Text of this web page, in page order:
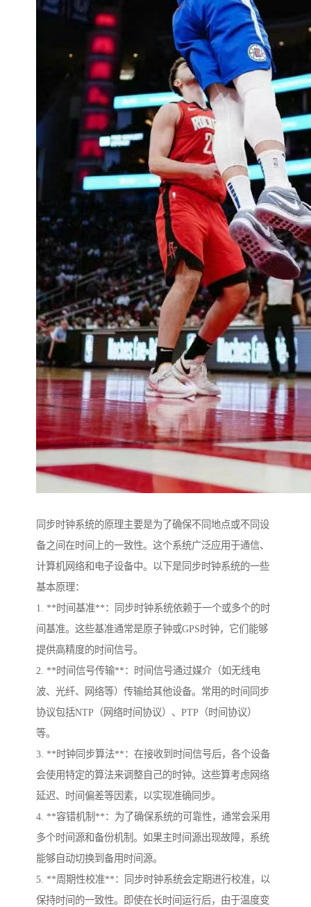
同步时钟系统的原理主要是为了确保不同地点或不同设
备之间在时间上的一致性。这个系统广泛应用于通信、
计算机网络和电子设备中。以下是同步时钟系统的一些
基本原理：
1. **时间基准**：同步时钟系统依赖于一个或多个的时
间基准。这些基准通常是原子钟或GPS时钟，它们能够
提供高精度的时间信号。
2. **时间信号传输**：时间信号通过媒介（如无线电
波、光纤、网络等）传输给其他设备。常用的时间同步
协议包括NTP（网络时间协议）、PTP（时间协议）
等。
3. **时钟同步算法**：在接收到时间信号后，各个设备
会使用特定的算法来调整自己的时钟。这些算考虑网络
延迟、时间偏差等因素，以实现准确同步。
4. **容错机制**：为了确保系统的可靠性，通常会采用
多个时间源和备份机制。如果主时间源出现故障，系统
能够自动切换到备用时间源。
5. **周期性校准**：同步时钟系统会定期进行校准，以
保持时间的一致性。即使在长时间运行后，由于温度变